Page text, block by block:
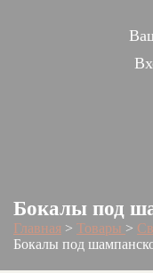
Бокалы под
Главная > Товары >
Бокалы под